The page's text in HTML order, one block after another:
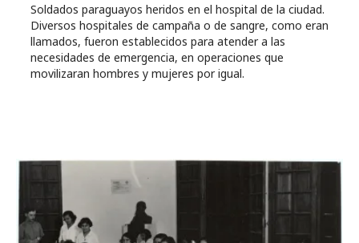
Soldados paraguayos heridos en el hospital de la ciudad.
Diversos hospitales de campaña o de sangre, como eran
llamados, fueron establecidos para atender a las
necesidades de emergencia, en operaciones que
movilizaran hombres y mujeres por igual.